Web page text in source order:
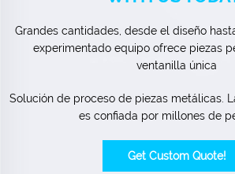
Grandes cantidades, desde el diseño
experimentado equipo ofrece piezas
ventanilla única
Solución de proceso de piezas metálicas.
es confiada por millones de
Get Custom Quote!